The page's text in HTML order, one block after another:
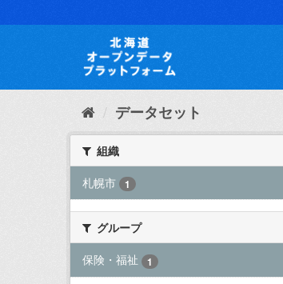
キ
て
データセット
組織
札幌市
1
グループ
保険・福祉
1